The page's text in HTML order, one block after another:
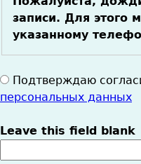
записи. Для этого
указанному
Согласие
на
данных
Подтверждаю
персональных данных
Leave this field blank